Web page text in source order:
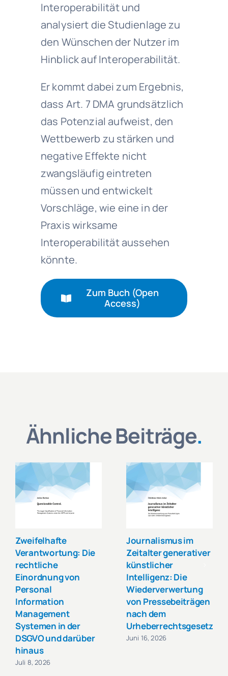
Interoperabilität und
analysiert die Studienlage zu
den Wünschen der Nutzer im
Hinblick auf Interoperabilität.
Er kommt dabei zum Ergebnis,
dass Art. 7 DMA grundsätzlich
das Potenzial aufweist, den
Wettbewerb zu stärken und
negative Effekte nicht
zwangsläufig eintreten
müssen und entwickelt
Vorschläge, wie eine in der
Praxis wirksame
Interoperabilität aussehen
könnte.
Zum Buch (Open
Access)
Ähnliche Beiträge.
Zweifelhafte
Verantwortung: Die
rechtliche
Einordnung von
Personal
Information
Management
Systemen in der
DSGVO und darüber
hinaus
Juli 8, 2026
Journalismus im
Zeitalter generativer
künstlicher
Intelligenz: Die
Wiederverwertung
von Pressebeiträgen
nach dem
Urheberrechtsgesetz.
Juni 16, 2026